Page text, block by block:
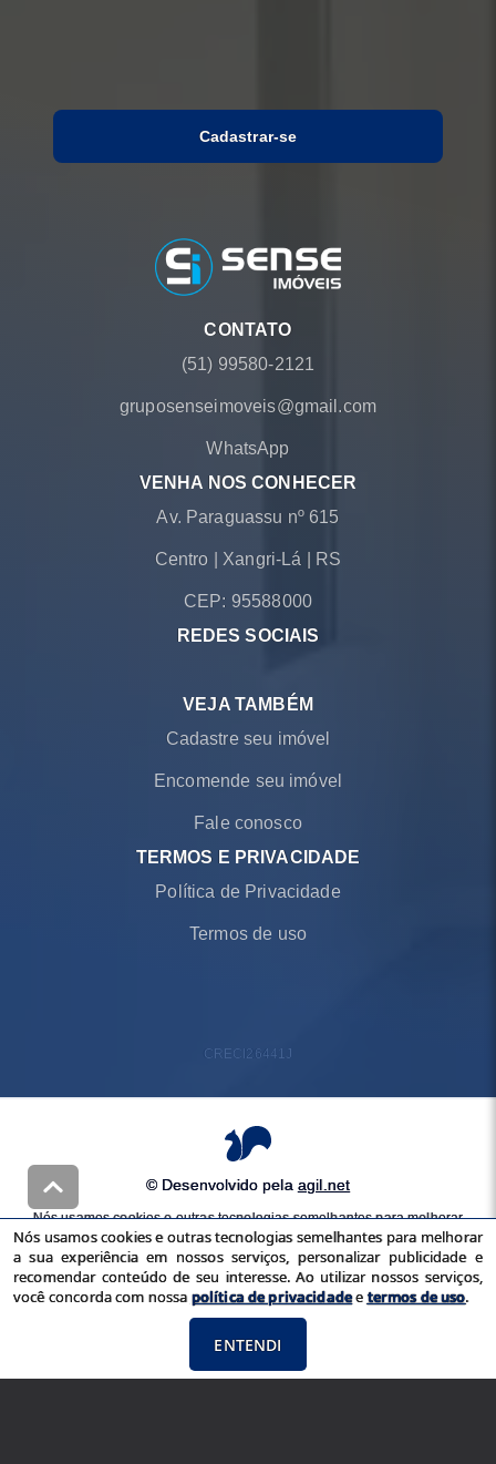
Cadastrar-se
CONTATO
(51) 99580-2121
gruposenseimoveis@gmail.com
WhatsApp
VENHA NOS CONHECER
Av. Paraguassu nº 615
Centro Xangri-Lá RS
CEP: 95588000
REDES SOCIAIS
VEJA TAMBÉM
Cadastre seu imóvel
Encomende seu imóvel
Fale conosco
TERMOS E PRIVACIDADE
Política de Privacidade
Termos de uso
CRECI 26441J
© Desenvolvido pela agil.net
Nós usamos cookies e outras tecnologias semelhantes para melhorar
a sua experiência em nossos serviços, personalizar publicidade e
recomendar conteúdo de seu interesse. Ao utilizar nossos serviços,
você concorda com nossapolítica de privacidadeetermos de uso
Nós usamos cookies e outras tecnologias semelhantes para melhorar
a sua experiência em nossos serviços, personalizar publicidade e
recomendar conteúdo de seu interesse. Ao utilizar nossos serviços,
você concorda com nossa política de privacidadeetermos de uso.
ENTENDI